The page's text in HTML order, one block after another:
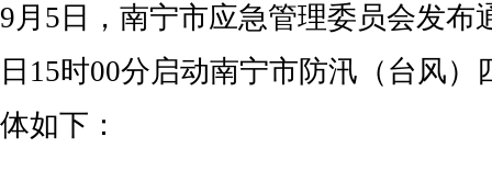
9月5日，南宁市应急管理委员会发布
日15时00分启动南宁市防汛（台风）
体如下：